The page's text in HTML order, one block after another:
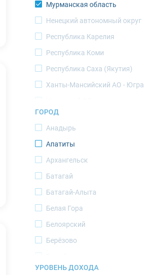
Мурманская область
Ненецкий автономный округ
Республика Карелия
Республика Коми
Республика Саха (Якутия)
Ханты-Мансийский АО - Югра
Ямало-Ненецкий АО
ГОРОД
Анадырь
Апатиты
Архангельск
Батагай
Батагай-Алыта
Белая Гора
Белоярский
Берёзово
Верхоянск
УРОВЕНЬ ДОХОДА